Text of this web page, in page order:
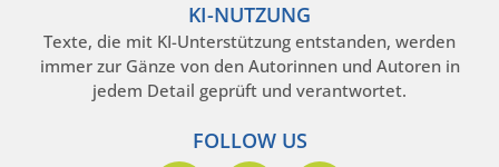
KI-NUTZUNG
Texte, die mit KI-Unterstützung entstanden, werden
immer zur Gänze von den Autorinnen und Autoren in
jedem Detail geprüft und verantwortet.
FOLLOW US